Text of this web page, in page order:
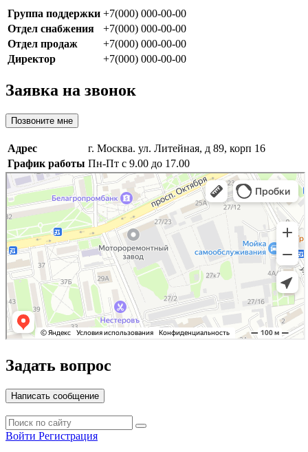
Группа поддержки +7(000) 000-00-00
Отдел снабжения
+7(000) 000-00-00
Отдел продаж
+7(000) 000-00-00
Директор
+7(000) 000-00-00
Заявка на звонок
Позвоните мне
Адрес
г. Москва. ул. Литейная, д 89, корп 16
График работы Пн-Пт с 9.00 до 17.00
Задать вопрос
Написать сообщение
Войти Регистрация